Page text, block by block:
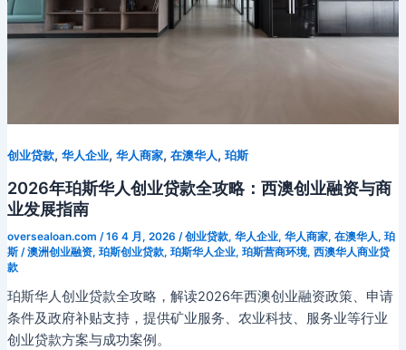
饮
业
贷
餐
饮
创
者
的
融
资
指
创业贷款, 华人企业, 华人商家, 在澳华人, 珀斯
2026年珀斯华人创业贷款全攻略：西澳创业融资与商
业发展指南
oversealoan.com /16 4 月, 2026 /创业贷款, 华人企业, 华人商家, 在澳华人 , 珀
斯/澳洲创业融资, 珀斯创业贷款, 珀斯华人企业, 珀斯营商环境, 西澳华人商业贷
款
珀斯华人创业贷款全攻略，解读2026年西澳创业融资政策、申请
条件及政府补贴支持，提供矿业服务、农业科技、服务业等行业
创业贷款方案与成功案例。